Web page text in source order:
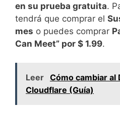
en su prueba gratuita.
tendrá que comprar el
mes o puedes comprar
Can Meet” por $ 1.99.
Leer Cómo cambiar al
Cloudflare (Guía)